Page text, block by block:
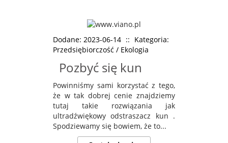
Dodane: 2023-06-14 :: Kategoria:
Przedsiębiorczość / Ekologia
Pozbyć się kun
Powinniśmy sami korzystać z tego,
że w tak dobrej cenie znajdziemy
tutaj takie rozwiązania jak
ultradźwiękowy odstraszacz kun .
Spodziewamy się bowiem, że to...